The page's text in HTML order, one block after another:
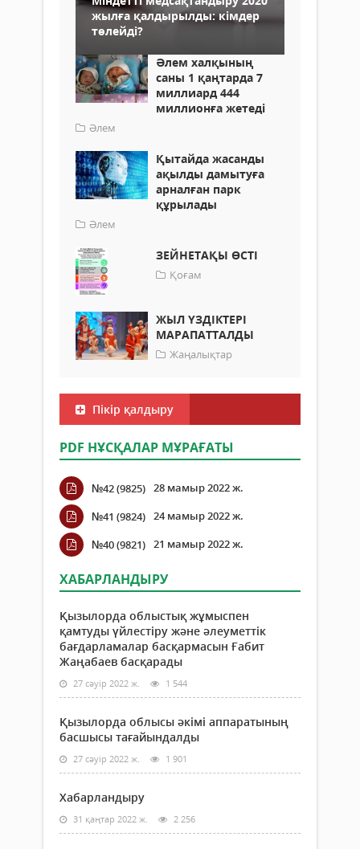
жылға қалдырылды: кімдер
төлейді?
Әлем халқының
саны 1 қаңтарда 7
миллиард 444
миллионға жетеді
Әлем
Қытайда жасанды
ақылды дамытуға
арналған парк
құрылады
Әлем
ЗЕЙНЕТАҚЫ ӨСТІ
Қоғам
ЖЫЛ ҮЗДІКТЕРІ
МАРАПАТТАЛДЫ
Жаңалықтар
Пікір қалдыру
PDF НҰСҚАЛАР МҰРАҒАТЫ
№42 (9825) 28 мамыр 2022 ж.
№41 (9824) 24 мамыр 2022 ж.
№40 (9821) 21 мамыр 2022 ж.
ХАБАРЛАНДЫРУ
Қызылорда облыстық жұмыспен
қамтуды үйлестіру және әлеуметтік
бағдарламалар басқармасын Ғабит
Жаңабаев басқарады
27 сәуір 2022 ж. 1 544
Қызылорда облысы әкімі аппаратының
басшысы тағайындалды
27 сәуір 2022 ж. 1 901
Хабарландыру
31 қаңтар 2022 ж. 2 256